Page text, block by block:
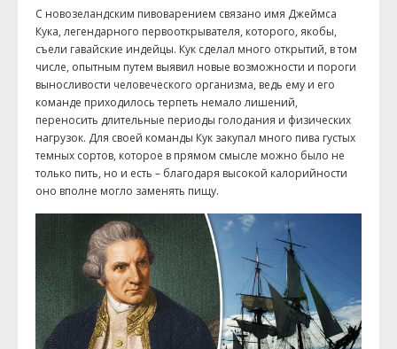
С новозеландским пивоварением связано имя Джеймса
Кука, легендарного первооткрывателя, которого, якобы,
съели гавайские индейцы. Кук сделал много открытий, в том
числе, опытным путем выявил новые возможности и пороги
выносливости человеческого организма, ведь ему и его
команде приходилось терпеть немало лишений,
переносить длительные периоды голодания и физических
нагрузок. Для своей команды Кук закупал много пива густых
темных сортов, которое в прямом смысле можно было не
только пить, но и есть – благодаря высокой калорийности
оно вполне могло заменять пищу.